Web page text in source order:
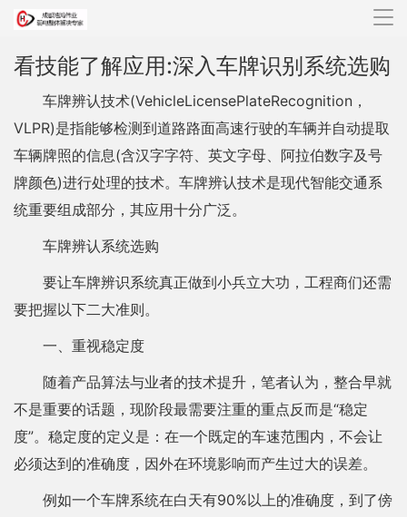
导
看技能了解应用:深入车牌识别系统选购
车牌辨认技术(VehicleLicensePlateRecognition，
VLPR)是指能够检测到道路路面高速行驶的车辆并自动提取
车辆牌照的信息(含汉字字符、英文字母、阿拉伯数字及号
牌颜色)进行处理的技术。车牌辨认技术是现代智能交通系
统重要组成部分，其应用十分广泛。
车牌辨认系统选购
要让车牌辨识系统真正做到小兵立大功，工程商们还需
要把握以下二大准则。
一、重视稳定度
随着产品算法与业者的技术提升，笔者认为，整合早就
不是重要的话题，现阶段最需要注重的重点反而是“稳定
度”。稳定度的定义是：在一个既定的车速范围内，不会让
必须达到的准确度，因外在环境影响而产生过大的误差。
例如一个车牌系统在白天有90%以上的准确度，到了傍